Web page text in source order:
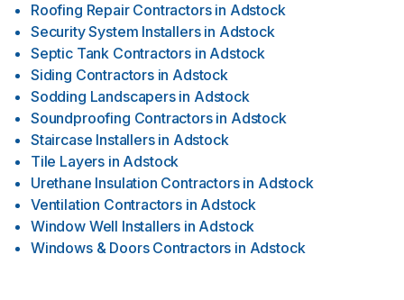
Roofing Repair Contractors in Adstock
Security System Installers in Adstock
Septic Tank Contractors in Adstock
Siding Contractors in Adstock
Sodding Landscapers in Adstock
Soundproofing Contractors in Adstock
Staircase Installers in Adstock
Tile Layers in Adstock
Urethane Insulation Contractors in Adstock
Ventilation Contractors in Adstock
Window Well Installers in Adstock
Windows & Doors Contractors in Adstock